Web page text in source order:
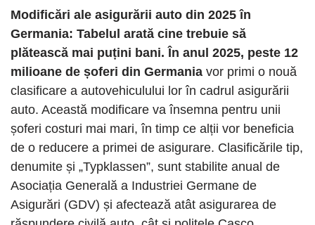
Modificări ale asigurării auto din 2025 în
Germania: Tabelul arată cine trebuie să
plătească mai puțini bani. În anul 2025, peste 12
milioane de șoferi din Germania vor primi o nouă
clasificare a autovehiculului lor în cadrul asigurării
auto. Această modificare va însemna pentru unii
șoferi costuri mai mari, în timp ce alții vor beneficia
de o reducere a primei de asigurare. Clasificările tip,
denumite și „Typklassen”, sunt stabilite anual de
Asociația Generală a Industriei Germane de
Asigurări (GDV) și afectează atât asigurarea de